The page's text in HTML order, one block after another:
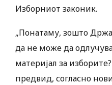
Изборниот законик.
„Понатаму, зошто
да не може да
материјал за
предвид, согласно